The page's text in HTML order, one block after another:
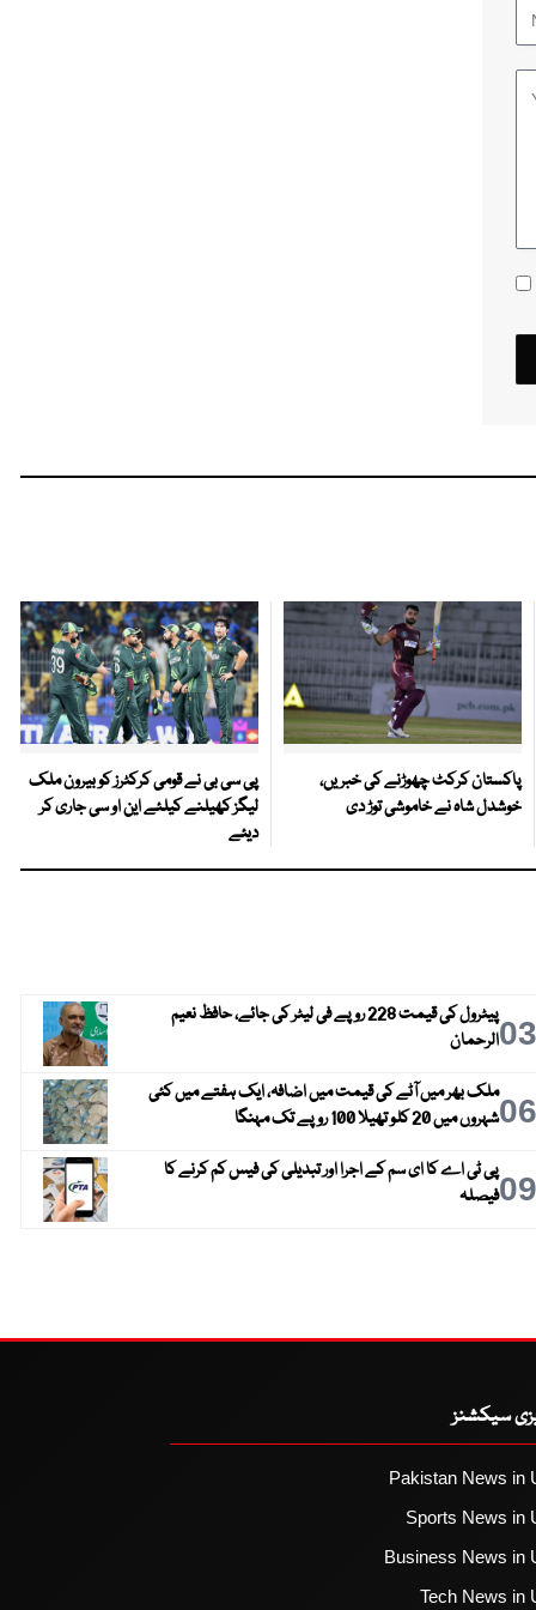
پاکستان کرکٹ چھوڑنے کی خبریں،
خوشدل شاہ نے خاموشی توڑ دی
پی سی بی نے قومی کرکٹرز کو بیرون ملک
لیگز کھیلنے کیلئے این او سی جاری کر
دیئے
03
پیٹرول کی قیمت 228 روپے فی لیٹر کی جائے، حافظ نعیم
الرحمان
06ملک بھر میں آٹے کی قیمت میں اضافہ، ایک ہفتے میں کئی
شہروں میں 20 کلو تھیلا 100 روپے تک مہنگا
09پی ٹی اے کا ای سم کے اجرا اور تبدیلی کی فیس کم کرنے کا
فیصلہ
سیکشنز
Pakistan News in
Sports News in
Business News in
Tech News in